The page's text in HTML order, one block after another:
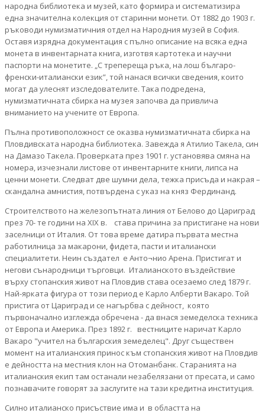
народна библиотека и музей, като формира и систематизира
една значителна колекция от старинни монети. От 1882 до 1903 г.
ръководи нумизматичния отдел на Народния музей в София.
Оставя изрядна документация с пълно описание на всяка една
монета в инвентарната книга, изготвя картотека и научни
паспорти на монетите. „С трепереща ръка, на лош българо-
френски-италиански език”, той нанася всички сведения, които
могат да улеснят изследователите. Така подредена,
нумизматичната сбирка на музея започва да привлича
вниманието на учените от Европа.
Пълна противоположност се оказва нумизматичната сбирка на
Пловдивската народна библиотека. Завежда я Атилио Такела, син
на Дамазо Такела. Проверката през 1901 г. установява смяна на
номера, изчезнали листове от инвентарните книги, липса на
ценни монети. Следват две шумни дела, тежка присъда и накрая –
скандална амнистия, потвърдена с указ на княз Фердинанд.
Строителството на железопътната линия от Белово до Цариград
през 70- те години на XIX в. става причина за пристигане на нови
заселници от Италия. От това време датира първата местна
работилница за макарони, фидета, пасти и италиански
специалитети. Неин създател е Анто¬нио Арена. Пристигат и
негови сънародници търговци. Италианското въздействие
върху стопанския живот на Пловдив става осезаемо след 1879 г.
Най-ярката фигура от този период е Карло Алберти Вакаро. Той
пристига от Цариград и се нагърбва с дейност, която
първоначално изглежда обречена - да внася земеделска техника
от Европа и Америка. През 1892 г. вестниците наричат Карло
Вакаро "учител на българския земеделец". Друг съществен
момент на италианския принос към стопанския живот на Пловдив
е дейността на местния клон на Отоманбанк. Старанията на
италианския екип там останали незабелязани от пресата, и само
познавачите говорят за заслугите на тази кредитна институция.
Силно италианско присъствие има и в областта на